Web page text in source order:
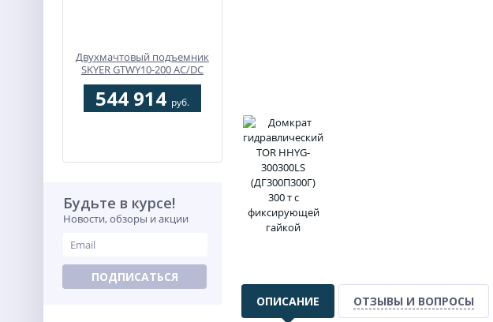
Двухмачтовый подъемник
SKYER GTWY10-200 AC/DC
544 914 руб.
Будьте в курсе!
Новости, обзоры и акции
ПОДПИСАТЬСЯ
ОПИСАНИЕ ОТЗЫВЫ И ВОПРОСЫ